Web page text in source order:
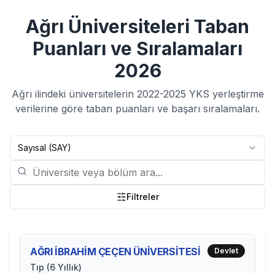
Ağrı Üniversiteleri Taban
Puanları ve Sıralamaları
2026
Ağrı ilindeki üniversitelerin 2022-2025 YKS yerleştirme
verilerine göre taban puanları ve başarı sıralamaları.
Sayısal (SAY)
Filtreler
AĞRI İBRAHİM ÇEÇEN ÜNİVERSİTESİ
Tıp (6 Yıllık)
Devlet